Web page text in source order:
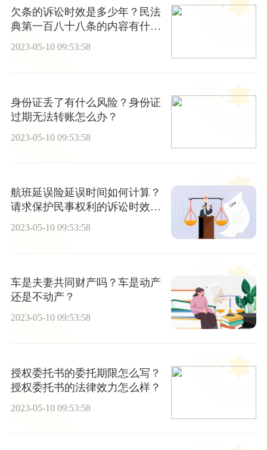
欠条的诉讼时效是多少年？民法
典第一百八十八条的内容有什么
呢？
2023-05-10 09:53:58
身份证丢了有什么风险？身份证
过期无法转账怎么办？
2023-05-10 09:53:58
航班延误险延误时间如何计算？
请求保护民事权利的诉讼时效期
间为2年吗？
2023-05-10 09:53:58
车是夫妻共同财产吗？车是动产
还是不动产？
2023-05-10 09:53:58
授权委托书的委托期限怎么写？
授权委托书的法律效力怎么样？
2023-05-10 09:53:58